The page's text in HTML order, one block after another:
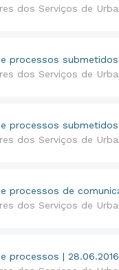
dos Serviços de
dos Serviços de
dos Serviços de
dos Serviços de
processos | 28.06.2016